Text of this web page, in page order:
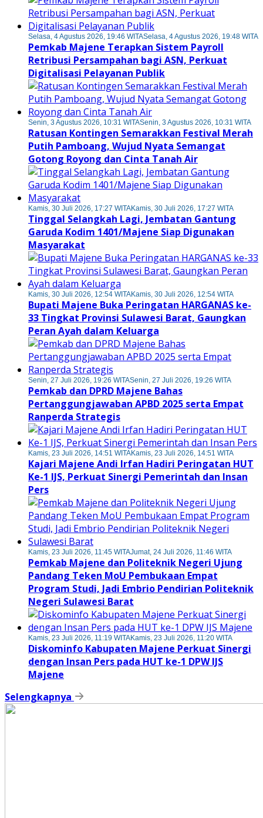
Selasa, 4 Agustus 2026, 19:46 WITASelasa, 4 Agustus 2026, 19:48 WITA
Pemkab Majene Terapkan Sistem Payroll
Retribusi Persampahan bagi ASN, Perkuat
Digitalisasi Pelayanan Publik
Senin, 3 Agustus 2026, 10:31 WITASenin, 3 Agustus 2026, 10:31 WITA
Ratusan Kontingen Semarakkan Festival Merah
Putih Pamboang, Wujud Nyata Semangat
Gotong Royong dan Cinta Tanah Air
Kamis, 30 Juli 2026, 17:27 WITAKamis, 30 Juli 2026, 17:27 WITA
Tinggal Selangkah Lagi, Jembatan Gantung
Garuda Kodim 1401/Majene Siap Digunakan
Masyarakat
Kamis, 30 Juli 2026, 12:54 WITAKamis, 30 Juli 2026, 12:54 WITA
Bupati Majene Buka Peringatan HARGANAS ke-
33 Tingkat Provinsi Sulawesi Barat, Gaungkan
Peran Ayah dalam Keluarga
Senin, 27 Juli 2026, 19:26 WITASenin, 27 Juli 2026, 19:26 WITA
Pemkab dan DPRD Majene Bahas
Pertanggungjawaban APBD 2025 serta Empat
Ranperda Strategis
Kamis, 23 Juli 2026, 14:51 WITAKamis, 23 Juli 2026, 14:51 WITA
Kajari Majene Andi Irfan Hadiri Peringatan HUT
Ke-1 IJS, Perkuat Sinergi Pemerintah dan Insan
Pers
Kamis, 23 Juli 2026, 11:45 WITAJumat, 24 Juli 2026, 11:46 WITA
Pemkab Majene dan Politeknik Negeri Ujung
Pandang Teken MoU Pembukaan Empat
Program Studi, Jadi Embrio Pendirian Politeknik
Negeri Sulawesi Barat
Kamis, 23 Juli 2026, 11:19 WITAKamis, 23 Juli 2026, 11:20 WITA
Diskominfo Kabupaten Majene Perkuat Sinergi
dengan Insan Pers pada HUT ke-1 DPW IJS
Majene
Selengkapnya